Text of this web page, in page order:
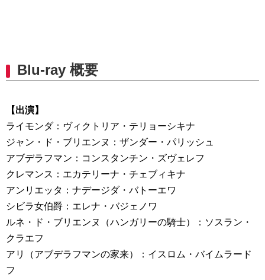
Blu-ray 概要
【出演】
ライモンダ：ヴィクトリア・テリョーシキナ
ジャン・ド・ブリエンヌ：ザンダー・パリッシュ
アブデラフマン：コンスタンチン・ズヴェレフ
クレマンス：エカテリーナ・チェブィキナ
アンリエッタ：ナデージダ・バトーエワ
シビラ女伯爵：エレナ・バジェノワ
ルネ・ド・ブリエンヌ（ハンガリーの騎士）：ソスラン・
クラエフ
アリ（アブデラフマンの家来）：イスロム・バイムラード
フ